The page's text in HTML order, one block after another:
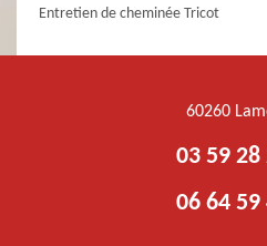
Entretien de cheminée Tricot
60260
03 59 28
06 64 59